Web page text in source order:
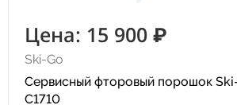
Цена: 15 900 ₽
Ski-Go
Сервисный фторовый порошок
C1710